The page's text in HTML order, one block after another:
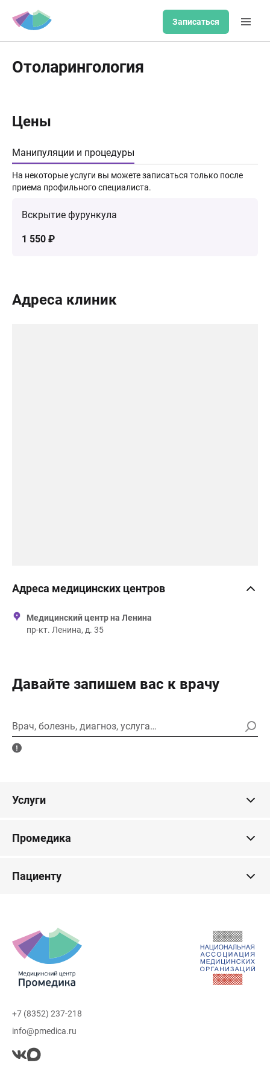
Записаться
Отоларингология
Цены
Манипуляции и процедуры
На некоторые услуги вы можете записаться только после
приема профильного специалиста.
Вскрытие фурункула
1 550 ₽
Адреса клиник
Адреса медицинских центров
Медицинский центр на Ленина
пр-кт. Ленина, д. 35
Давайте запишем вас к врачу
Врач, болезнь, диагноз, услуга…
Услуги
Промедика
Пациенту
+7 (8352) 237-218
info@pmedica.ru